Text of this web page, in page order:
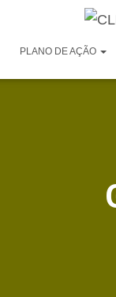
PLANO DE AÇÃO